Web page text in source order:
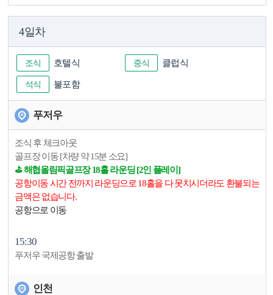
4일차
조식 호텔식 중식 클럽식
석식 불포함
푸저우
조식 후 체크아웃
골프장 이동 [차량 약 15분 소요]
⛳️ 해협올림픽골프장 18홀 라운딩 [2인 플레이]
공항이동 시간 전까지 라운딩으로 18홀을 다 못치시더라도 환불되는
금액은 없습니다.
공항으로 이동
15:30
푸저우 국제공항 출발
인천